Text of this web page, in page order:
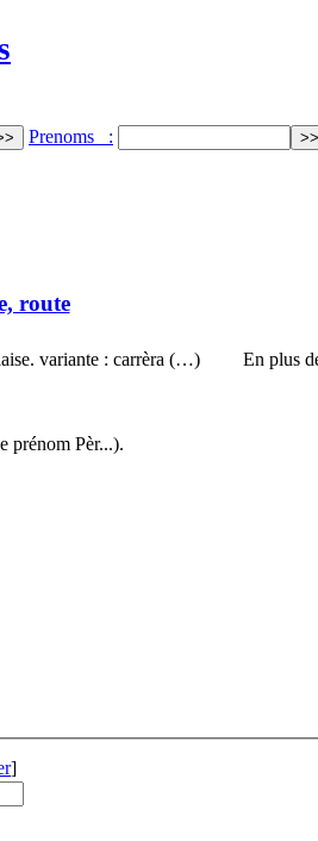
Prenoms :
route
variante : carrèra (…) En plus
prénom Pèr...).
]